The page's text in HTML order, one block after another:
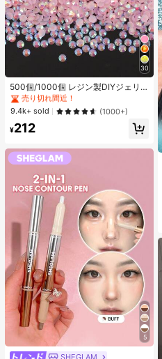
30
500個/1000個 レジン製DIYジェリ
ーフラットバックラインストーン、
ミニラウンドラインストーン、スマ
ホケース、カップ、靴、ブーツ、衣
類装飾、ハンドメイドDIYアイドル
ファン、ネームタグ用
#3 ベストセラー
#3 ベストセラー
に ベストセラーの裁縫用品 アパレル縫製・生地
売り切れ間近！
#3 ベストセラー
に ベストセラーの裁縫用品 アパレル縫製・生地
売り切れ間近！
#3 ベストセラー
に ベストセラーの裁縫用品 アパレル縫製・生地
売り切れ間近！
9.4k+ sold (1000+)
¥212
5